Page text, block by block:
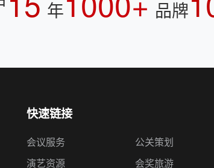
年 品牌
快速链接
会议服务
公关策划
演艺资源
会奖旅游